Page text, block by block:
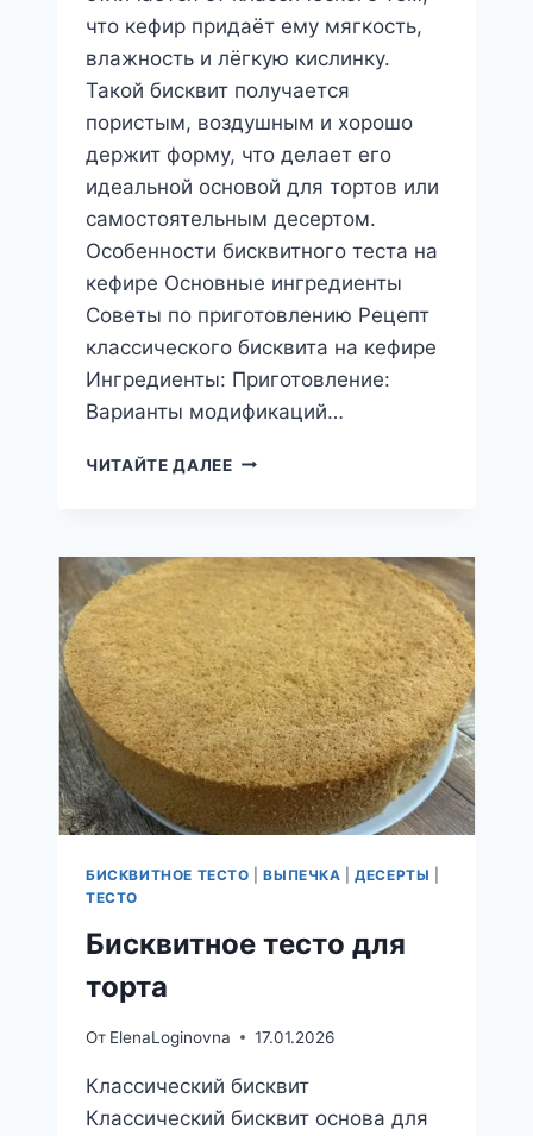
что кефир придаёт ему мягкость,
влажность и лёгкую кислинку.
Такой бисквит получается
пористым, воздушным и хорошо
держит форму, что делает его
идеальной основой для тортов или
самостоятельным десертом.
Особенности бисквитного теста на
кефире Основные ингредиенты
Советы по приготовлению Рецепт
классического бисквита на кефире
Ингредиенты: Приготовление:
Варианты модификаций…
ЧИТАЙТЕ ДАЛЕЕБИСКВИТНОЕ
БИСКВИТНОЕ ТЕСТО |ВЫПЕЧКА |ДЕСЕРТЫ
ТЕСТО
Бисквитное тесто для
торта
От ElenaLoginovna 17.01.2026
Классический бисквит
Классический бисквит основа для